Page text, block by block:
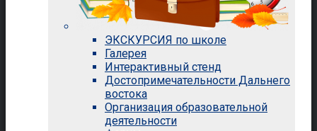
ЭКСКУРСИЯ по школе
Галерея
Интерактивный стенд
Достопримечательности Дальнего
востока
Организация образовательной
деятельности